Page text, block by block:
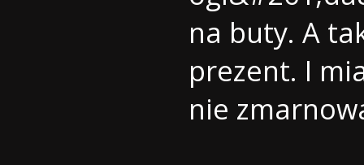
na buty. A
prezent. I
nie